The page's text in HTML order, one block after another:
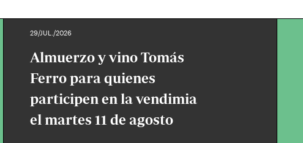
29/JUL./2026
Almuerzo y vino Tomás
Ferro para quienes
participen en la vendimia
el martes 11 de agosto